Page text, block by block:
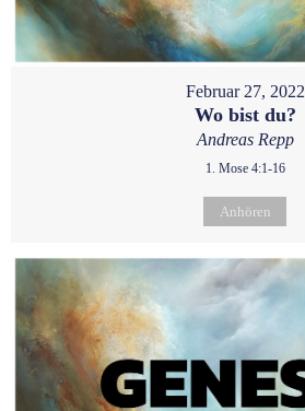
Februar 27, 2022
Wo bist du?
Andreas Repp
1. Mose 4:1-16
Anhören